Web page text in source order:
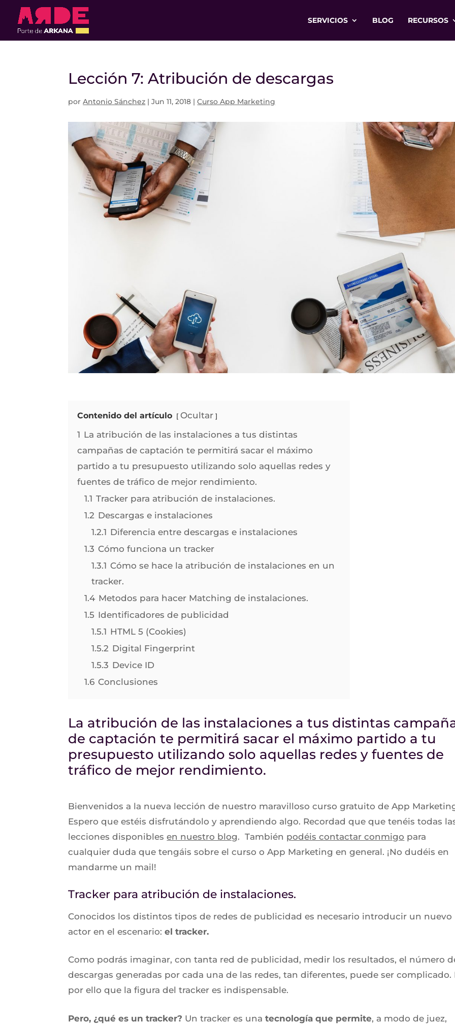
SERVICIOS BLOG RECURSOS
Lección 7: Atribución de descargas
porAntonio Sánchez |Jun 11, 2018 |Curso App Marketing
Contenido del artículo
Ocultar
1 La atribución de las instalaciones a tus distintas
campañas de captación te permitirá sacar el máximo
partido a tu presupuesto utilizando solo aquellas redes y
fuentes de tráfico de mejor rendimiento.
1.1 Tracker para atribución de instalaciones.
1.2 Descargas e instalaciones
1.2.1 Diferencia entre descargas e instalaciones
1.3 Cómo funciona un tracker
1.3.1 Cómo se hace la atribución de instalaciones en un
tracker.
1.4 Metodos para hacer Matching de instalaciones.
1.5 Identificadores de publicidad
1.5.1 HTML 5 (Cookies)
1.5.2 Digital Fingerprint
1.5.3 Device ID
1.6 Conclusiones
La atribución de las instalaciones a tus distintas
de captación te permitirá sacar el máximo partido a tu
presupuesto utilizando solo aquellas redes y fuentes de
tráfico de mejor rendimiento.
Bienvenidos a la nueva lección de nuestro maravilloso curso gratuito de App
Espero que estéis disfrutándolo y aprendiendo algo. Recordad que que tenéis todas
lecciones disponiblesen nuestro blog. También podéis contactar conmigo para
cualquier duda que tengáis sobre el curso o App Marketing en general. ¡No dudéis en
mandarme un mail!
Tracker para atribución de instalaciones.
Conocidos los distintos tipos de redes de publicidad es necesario introducir un nuevo
actor en el escenario:el tracker.
Como podrás imaginar, con tanta red de publicidad, medir los resultados, el número
descargas generadas por cada una de las redes, tan diferentes, puede ser complicado.
por ello que la figura del tracker es indispensable.
Pero, ¿qué es un tracker? Un tracker es unatecnología que permite, a modo de juez,